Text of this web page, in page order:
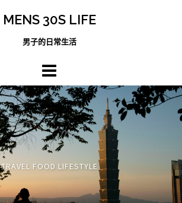
MENS 30S LIFE
男子的日常生活
TRAVEL FOOD LIFESTYLE